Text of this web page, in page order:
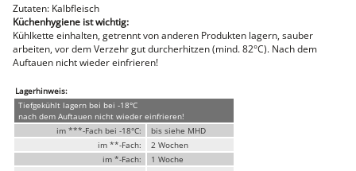
Rindfleisch
vom Rind
Steaks
Filet
Schweinefleisch
Karree
Bauch
vom Schwein
Steaks
Zutaten: Kalbfleisch
Küchenhygiene ist wichtig:
Kühlkette einhalten, getrennt von anderen Produkten lagern, sauber
arbeiten, vor dem Verzehr gut durcherhitzen (mind. 82°C). Nach dem
Auftauen nicht wieder einfrieren!
Lagerhinweis:
Tiefgekühlt lagern bei bei -18°C
nach dem Auftauen nicht wieder einfrieren!
im ***-Fach bei -18°C:
bis siehe MHD
im **-Fach:
2 Wochen
im *-Fach:
1 Woche